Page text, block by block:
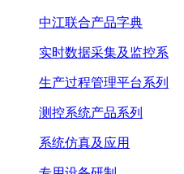
中江联合产品字典
实时数据采集及监控系
生产过程管理平台系列
测控系统产品系列
系统仿真及应用